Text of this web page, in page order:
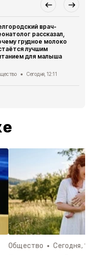
врач-
рассказал,
грудное молоко
лучшим
для малыша
Сегодня, 12:11
Общество Сегодня,